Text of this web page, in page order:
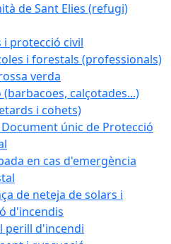
de Sant Elies (refugi)
i protecció civil
i forestals (professionals)
verda
(barbacoes, calçotades...)
i cohets)
Document únic de Protecció
en cas d'emergència
de neteja de solars i
d'incendis
perill d'incendi